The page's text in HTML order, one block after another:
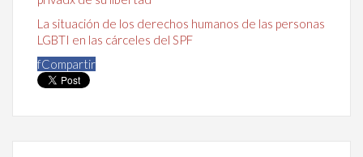
La situación de los derechos humanos de las personas
LGBTI en las cárceles del SPF
fCompartir